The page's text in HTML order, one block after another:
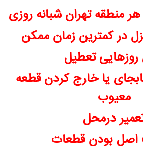
منطقه تهران شبانه روزی
در کمترین زمان ممکن
تعطیل
یا خارج کردن قطعه
معیوب
درمحل
بودن قطعات